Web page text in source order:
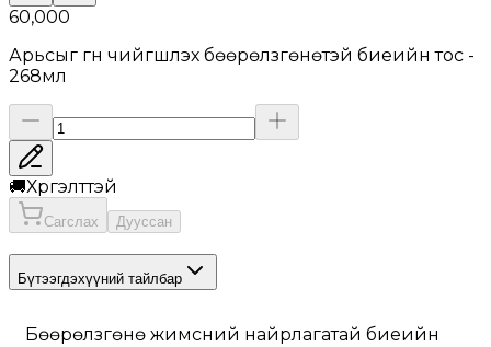
60,000
Арьсыг гүн чийгшүүлэх бөөрөлзгөнөтэй биеийн тос -
268мл
🚚Хүргэлттэй
Сагслах Дууссан
Бүтээгдэхүүний тайлбар
Бөөрөлзгөнө жимсний найрлагатай биеийн